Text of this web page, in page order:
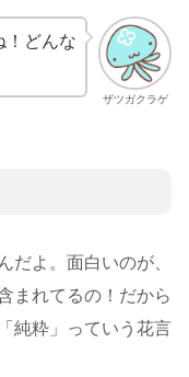
ザツガクラゲ
！どんな
だよ。面白いのが、
まれてるの！だから
純粋」っていう花言